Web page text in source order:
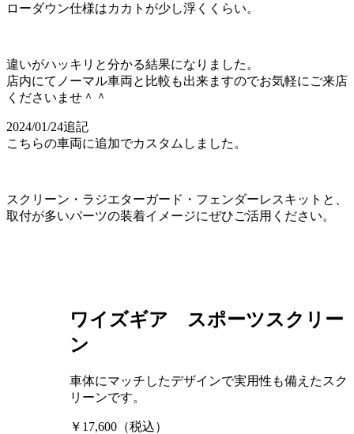
ローダウン仕様はカカトが少し浮くくらい。
違いがハッキリと分かる結果になりました。
店内にてノーマル車両と比較も出来ますのでお気軽にご来店
くださいませ＾＾
2024/01/24追記
こちらの車両に追加でカスタムしました。
スクリーン・ラジエターガード・フェンダーレスキットと、
取付が多いパーツの装着イメージにぜひご活用ください。
ワイズギア スポーツスクリー
ン
車体にマッチしたデザインで実用性も備えたスク
リーンです。
￥17,600（税込）